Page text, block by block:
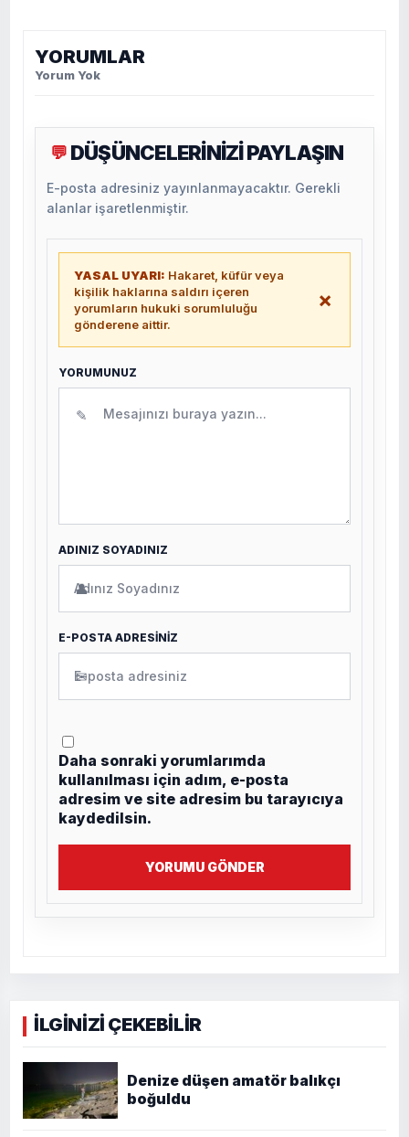
YORUMLAR
Yorum Yok
💬 DÜŞÜNCELERİNİZİ PAYLAŞIN
E-posta adresiniz yayınlanmayacaktır. Gerekli
alanlar işaretlenmiştir.
YASAL UYARI: Hakaret, küfür veya
kişilik haklarına saldırı içeren
yorumların hukuki sorumluluğu
gönderene aittir.
×
YORUMUNUZ
✎
ADINIZ SOYADINIZ
👤
E-POSTA ADRESİNİZ
✉
Daha sonraki yorumlarımda
kullanılması için adım, e-posta
adresim ve site adresim bu tarayıcıya
kaydedilsin.
YORUMU GÖNDER
İLGİNİZİ ÇEKEBİLİR
Denize düşen amatör balıkçı
boğuldu